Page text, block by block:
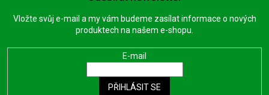
Vložte svůj e-mail a my vám budeme zasílat informace o nových
produktech na našem e-shopu.
E-mail
PŘIHLÁSIT SE